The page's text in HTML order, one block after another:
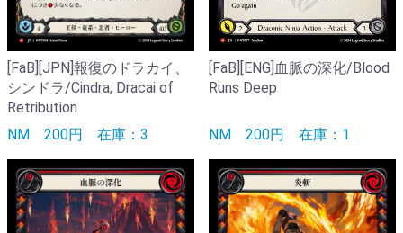
[FaB][JPN]報復のドラカイ、
シンドラ/Cindra, Dracai of
Retribution
NM 200円 在庫：3
[FaB][ENG]血脈の深化/Blood
Runs Deep
NM 200円 在庫：1